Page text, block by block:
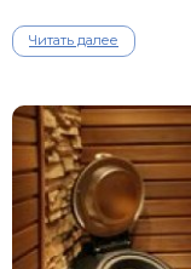
Читать далее